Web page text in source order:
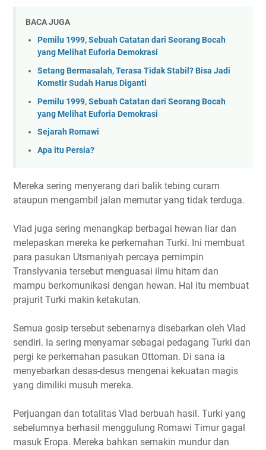
BACA JUGA
Pemilu 1999, Sebuah Catatan dari Seorang Bocah
yang Melihat Euforia Demokrasi
Setang Bermasalah, Terasa Tidak Stabil? Bisa Jadi
Komstir Sudah Harus Diganti
Pemilu 1999, Sebuah Catatan dari Seorang Bocah
yang Melihat Euforia Demokrasi
Sejarah Romawi
Apa itu Persia?
Mereka sering menyerang dari balik tebing curam
ataupun mengambil jalan memutar yang tidak terduga.
Vlad juga sering menangkap berbagai hewan liar dan
melepaskan mereka ke perkemahan Turki. Ini membuat
para pasukan Utsmaniyah percaya pemimpin
Translyvania tersebut menguasai ilmu hitam dan
mampu berkomunikasi dengan hewan. Hal itu membuat
prajurit Turki makin ketakutan.
Semua gosip tersebut sebenarnya disebarkan oleh Vlad
sendiri. Ia sering menyamar sebagai pedagang Turki dan
pergi ke perkemahan pasukan Ottoman. Di sana ia
menyebarkan desas-desus mengenai kekuatan magis
yang dimiliki musuh mereka.
Perjuangan dan totalitas Vlad berbuah hasil. Turki yang
sebelumnya berhasil menggulung Romawi Timur gagal
masuk Eropa. Mereka bahkan semakin mundur dan